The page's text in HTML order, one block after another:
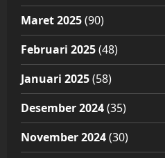
Maret 2025(90)
Februari 2025(48)
Januari 2025(58)
Desember 2024(35)
November 2024(30)